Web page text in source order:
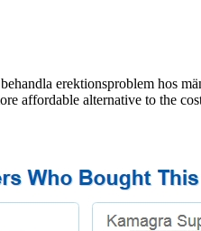
erektionsproblem hos
affordable alternative to the